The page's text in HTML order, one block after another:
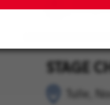
STAGE
Tulle,
Tulle,
Nouvelle-
/